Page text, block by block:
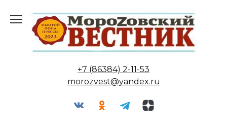
содержанию
+7 (86384) 2-11-53
morozvest@yandex.ru